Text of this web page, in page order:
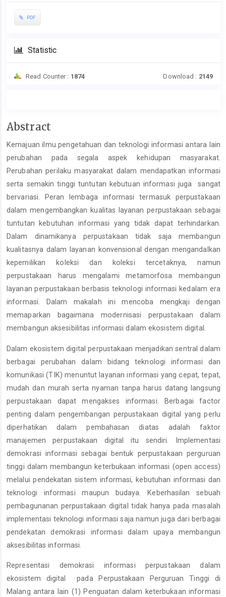
PDF
Statistic
Read Counter : 1874 Download : 2149
Main
Content
Abstract
Kemajuan ilmu pengetahuan dan teknologi informasi antara lain
perubahan pada segala aspek kehidupan masyarakat.
Perubahan perilaku masyarakat dalam mendapatkan informasi
serta semakin tinggi tuntutan kebutuan informasi juga sangat
bervariasi. Peran lembaga informasi termasuk perpustakaan
dalam mengembangkan kualitas layanan perpustakaan sebagai
tuntutan kebutuhan informasi yang tidak dapat terhindarkan.
Dalam dinamikanya perpustakaan tidak saja membangun
kualitasnya dalam layanan konvensional dengan mengandalkan
kepemilikan koleksi dan koleksi tercetaknya, namun
perpustakaan harus mengalami metamorfosa membangun
layanan perpustakaan berbasis teknologi informasi kedalam era
informasi. Dalam makalah ini mencoba mengkaji dengan
memaparkan bagaimana modernisasi perpustakaan dalam
membangun aksesibilitas informasi dalam ekosistem digital.
Dalam ekosistem digital perpustakaan menjadikan sentral dalam
berbagai perubahan dalam bidang teknologi informasi dan
komunikasi (TIK) menuntut layanan informasi yang cepat, tepat,
mudah dan murah serta nyaman tanpa harus datang langsung
perpustakaan dapat mengakses informasi. Berbagai factor
penting dalam pengembangan perpustakaan digital yang perlu
diperhatikan dalam pembahasan diatas adalah faktor
manajemen perpustakaan digital itu sendiri. Implementasi
demokrasi informasi sebagai bentuk perpustakaan perguruan
tinggi dalam membangun keterbukaan informasi (open access)
melalui pendekatan sistem informasi, kebutuhan informasi dan
teknologi informasi maupun budaya. Keberhasilan sebuah
pembagunanan perpustakaan digital tidak hanya pada masalah
implementasi teknologi informasi saja namun juga dari berbagai
pendekatan demokrasi informasi dalam upaya membangun
aksesibilitas informasi.
Representasi demokrasi informasi perpustakaan dalam
ekosistem digital pada Perpustakaan Perguruan Tinggi di
Malang antara lain (1) Penguatan dalam keterbukaan informasi